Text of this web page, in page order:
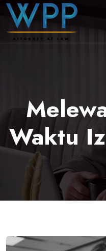
Waktu